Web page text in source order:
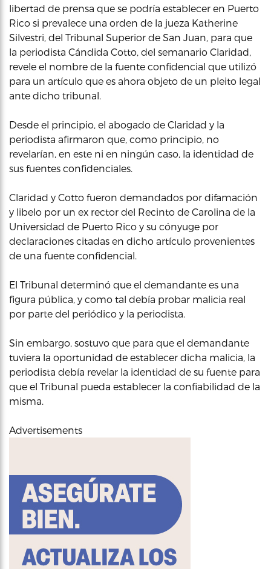
libertad de prensa que se podría establecer en Puerto
Rico si prevalece una orden de la jueza Katherine
Silvestri, del Tribunal Superior de San Juan, para que
la periodista Cándida Cotto, del semanario Claridad,
revele el nombre de la fuente confidencial que utilizó
para un artículo que es ahora objeto de un pleito legal
ante dicho tribunal.
Desde el principio, el abogado de Claridad y la
periodista afirmaron que, como principio, no
revelarían, en este ni en ningún caso, la identidad de
sus fuentes confidenciales.
Claridad y Cotto fueron demandados por difamación
y libelo por un ex rector del Recinto de Carolina de la
Universidad de Puerto Rico y su cónyuge por
declaraciones citadas en dicho artículo provenientes
de una fuente confidencial.
El Tribunal determinó que el demandante es una
figura pública, y como tal debía probar malicia real
por parte del periódico y la periodista.
Sin embargo, sostuvo que para que el demandante
tuviera la oportunidad de establecer dicha malicia, la
periodista debía revelar la identidad de su fuente para
que el Tribunal pueda establecer la confiabilidad de la
misma.
Advertisements